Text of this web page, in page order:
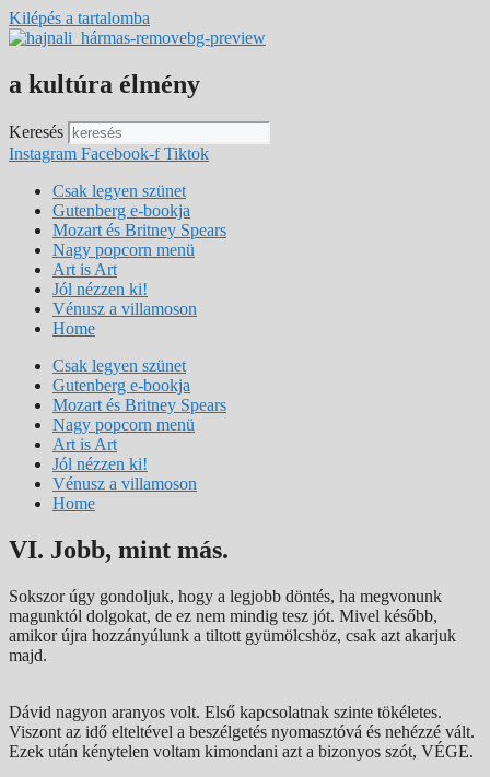
Kilépés a tartalomba
a kultúra élmény
Keresés
Instagram Facebook-f Tiktok
Csak legyen szünet
Gutenberg e-bookja
Mozart és Britney Spears
Nagy popcorn menü
Art is Art
Jól nézzen ki!
Vénusz a villamoson
Home
Csak legyen szünet
Gutenberg e-bookja
Mozart és Britney Spears
Nagy popcorn menü
Art is Art
Jól nézzen ki!
Vénusz a villamoson
Home
VI. Jobb, mint más.
Sokszor úgy gondoljuk, hogy a legjobb döntés, ha megvonunk
magunktól dolgokat, de ez nem mindig tesz jót. Mivel később,
amikor újra hozzányúlunk a tiltott gyümölcshöz, csak azt akarjuk
majd.
Dávid nagyon aranyos volt. Első kapcsolatnak szinte tökéletes.
Viszont az idő elteltével a beszélgetés nyomasztóvá és nehézzé vált.
Ezek után kénytelen voltam kimondani azt a bizonyos szót, VÉGE.